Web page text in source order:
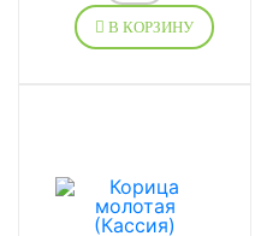
В КОРЗИНУ